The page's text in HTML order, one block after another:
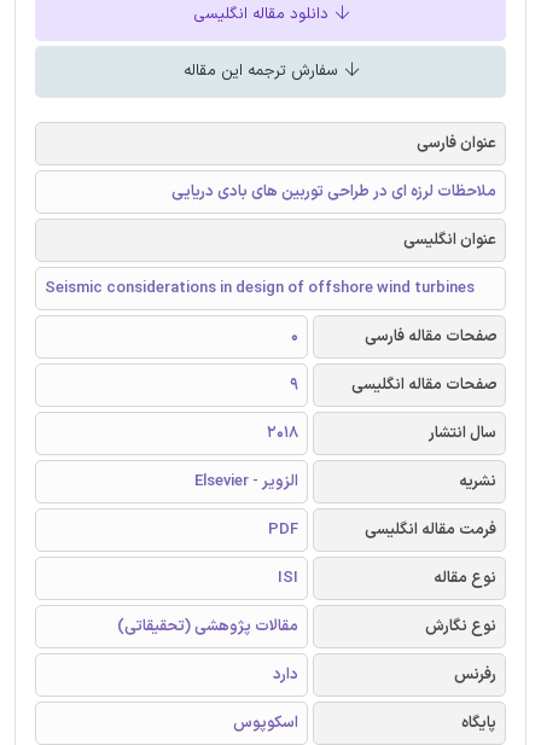
دانلود مقاله انگلیسی
سفارش ترجمه این مقاله
عنوان فارسی
ملاحظات لرزه ای در طراحی توربین های بادی دریایی
عنوان انگلیسی
Seismic considerations in design of offshore wind turbines
صفحات مقاله فارسی
0
صفحات مقاله انگلیسی
9
سال انتشار
2018
نشریه
الزویر - Elsevier
فرمت مقاله انگلیسی
PDF
نوع مقاله
ISI
نوع نگارش
مقالات پژوهشی (تحقیقاتی)
رفرنس
دارد
پایگاه
اسکوپوس